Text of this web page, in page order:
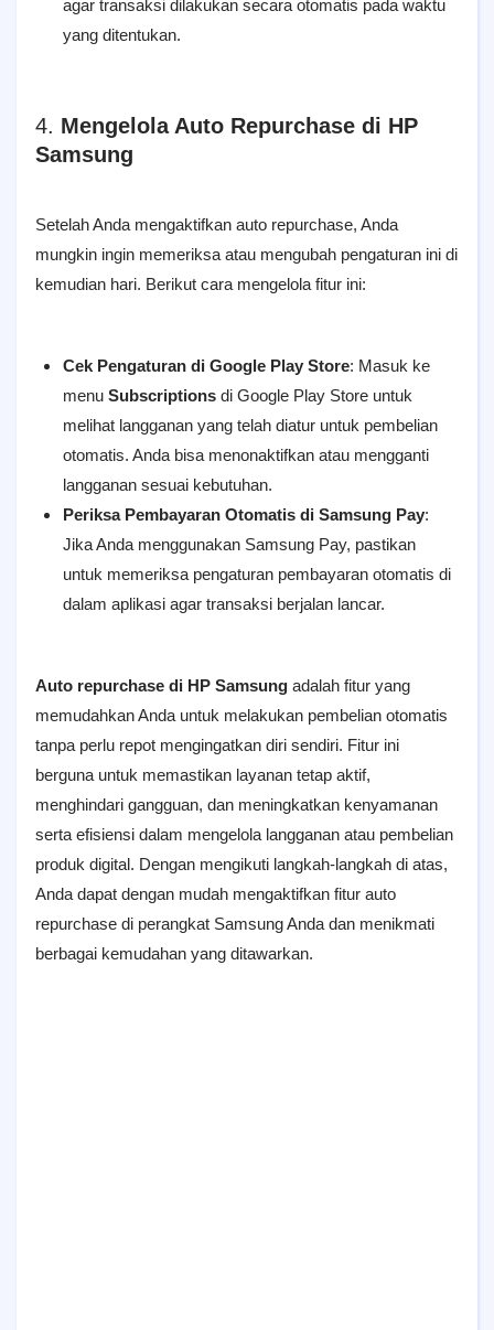
agar transaksi dilakukan secara otomatis pada waktu
yang ditentukan.
4. Mengelola Auto Repurchase di HP
Samsung
Setelah Anda mengaktifkan auto repurchase, Anda
mungkin ingin memeriksa atau mengubah pengaturan ini di
kemudian hari. Berikut cara mengelola fitur ini:
Cek Pengaturan di Google Play Store: Masuk ke
menu Subscriptions di Google Play Store untuk
melihat langganan yang telah diatur untuk pembelian
otomatis. Anda bisa menonaktifkan atau mengganti
langganan sesuai kebutuhan.
Periksa Pembayaran Otomatis di Samsung Pay:
Jika Anda menggunakan Samsung Pay, pastikan
untuk memeriksa pengaturan pembayaran otomatis di
dalam aplikasi agar transaksi berjalan lancar.
Auto repurchase di HP Samsung adalah fitur yang
memudahkan Anda untuk melakukan pembelian otomatis
tanpa perlu repot mengingatkan diri sendiri. Fitur ini
berguna untuk memastikan layanan tetap aktif,
menghindari gangguan, dan meningkatkan kenyamanan
serta efisiensi dalam mengelola langganan atau pembelian
produk digital. Dengan mengikuti langkah-langkah di atas,
Anda dapat dengan mudah mengaktifkan fitur auto
repurchase di perangkat Samsung Anda dan menikmati
berbagai kemudahan yang ditawarkan.